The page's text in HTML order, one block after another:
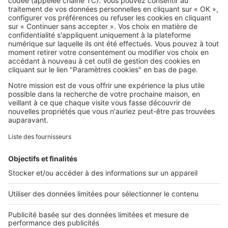
votre système de chauffage ?
Image
Travaux
Travaux modificatifs : est-il trop
tard pour les demander après la
Image
Travaux
Image
Travaux
rénovation